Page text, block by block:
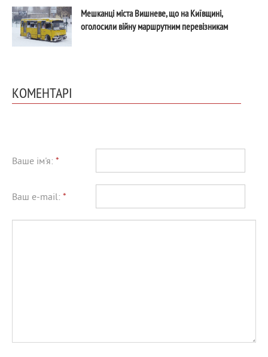
Мешканці міста Вишневе, що на Київщині,
оголосили війну маршрутним перевізникам
КОМЕНТАРІ
Ваше ім'я: *
Ваш e-mail: *